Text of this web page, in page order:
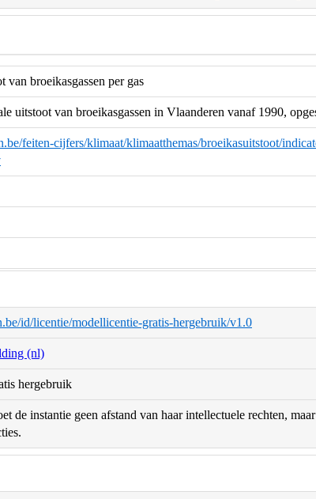
van broeikasgassen per gas
uitstoot van broeikasgassen in Vlaanderen vanaf 1990,
feiten-cijfers/klimaat/klimaatthemas/broeikasuitstoot/
id/licentie/modellicentie-gratis-hergebruik/v1.0
(nl)
hergebruik
de instantie geen afstand van haar intellectuele rechten,